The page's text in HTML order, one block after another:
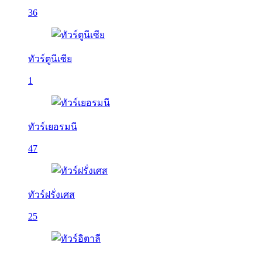
36
ทัวร์ตูนีเซีย
1
ทัวร์เยอรมนี
47
ทัวร์ฝรั่งเศส
25